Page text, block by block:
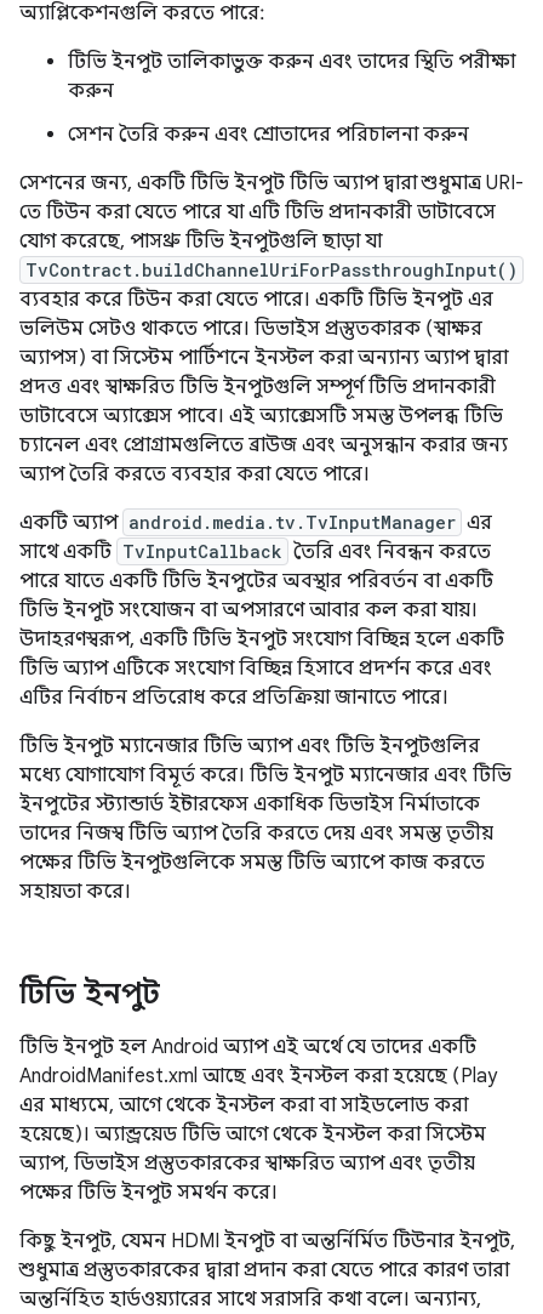
অ্যাপ্লিকেশনগুলি করতে পারে:
টিভি ইনপুট তালিকাভুক্ত করুন এবং তাদের স্থিতি পরীক্ষা
করুন
সেশন তৈরি করুন এবং শ্রোতাদের পরিচালনা করুন
সেশনের জন্য, একটি টিভি ইনপুট টিভি অ্যাপ দ্বারা শুধুমাত্র URI-
তে টিউন করা যেতে পারে যা এটি টিভি প্রদানকারী ডাটাবেসে
যোগ করেছে, পাসথ্রু টিভি ইনপুটগুলি ছাড়া যা
TvContract.buildChannelUriForPassthroughInput()
ব্যবহার করে টিউন করা যেতে পারে। একটি টিভি ইনপুট এর
ভলিউম সেটও থাকতে পারে। ডিভাইস প্রস্তুতকারক (স্বাক্ষর
অ্যাপস) বা সিস্টেম পার্টিশনে ইনস্টল করা অন্যান্য অ্যাপ দ্বারা
প্রদত্ত এবং স্বাক্ষরিত টিভি ইনপুটগুলি সম্পূর্ণ টিভি প্রদানকারী
ডাটাবেসে অ্যাক্সেস পাবে। এই অ্যাক্সেসটি সমস্ত উপলব্ধ টিভি
চ্যানেল এবং প্রোগ্রামগুলিতে ব্রাউজ এবং অনুসন্ধান করার জন্য
অ্যাপ তৈরি করতে ব্যবহার করা যেতে পারে।
একটি অ্যাপ android.media.tv.TvInputManager এর
সাথে একটি TvInputCallback তৈরি এবং নিবন্ধন করতে
পারে যাতে একটি টিভি ইনপুটের অবস্থার পরিবর্তন বা একটি
টিভি ইনপুট সংযোজন বা অপসারণে আবার কল করা যায়।
উদাহরণস্বরূপ, একটি টিভি ইনপুট সংযোগ বিচ্ছিন্ন হলে একটি
টিভি অ্যাপ এটিকে সংযোগ বিচ্ছিন্ন হিসাবে প্রদর্শন করে এবং
এটির নির্বাচন প্রতিরোধ করে প্রতিক্রিয়া জানাতে পারে।
টিভি ইনপুট ম্যানেজার টিভি অ্যাপ এবং টিভি ইনপুটগুলির
মধ্যে যোগাযোগ বিমূর্ত করে। টিভি ইনপুট ম্যানেজার এবং টিভি
ইনপুটের স্ট্যান্ডার্ড ইন্টারফেস একাধিক ডিভাইস নির্মাতাকে
তাদের নিজস্ব টিভি অ্যাপ তৈরি করতে দেয় এবং সমস্ত তৃতীয়
পক্ষের টিভি ইনপুটগুলিকে সমস্ত টিভি অ্যাপে কাজ করতে
সহায়তা করে।
টিভি ইনপুট
টিভি ইনপুট হল Android অ্যাপ এই অর্থে যে তাদের একটি
AndroidManifest.xml আছে এবং ইনস্টল করা হয়েছে (Play
এর মাধ্যমে, আগে থেকে ইনস্টল করা বা সাইডলোড করা
হয়েছে)। অ্যান্ড্রয়েড টিভি আগে থেকে ইনস্টল করা সিস্টেম
অ্যাপ, ডিভাইস প্রস্তুতকারকের স্বাক্ষরিত অ্যাপ এবং তৃতীয়
পক্ষের টিভি ইনপুট সমর্থন করে।
কিছু ইনপুট, যেমন HDMI ইনপুট বা অন্তর্নির্মিত টিউনার ইনপুট,
শুধুমাত্র প্রস্তুতকারকের দ্বারা প্রদান করা যেতে পারে কারণ তারা
অন্তর্নিহিত হার্ডওয়্যারের সাথে সরাসরি কথা বলে। অন্যান্য,